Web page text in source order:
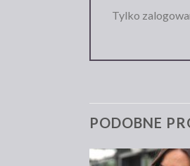
Tylko
PODOBNE